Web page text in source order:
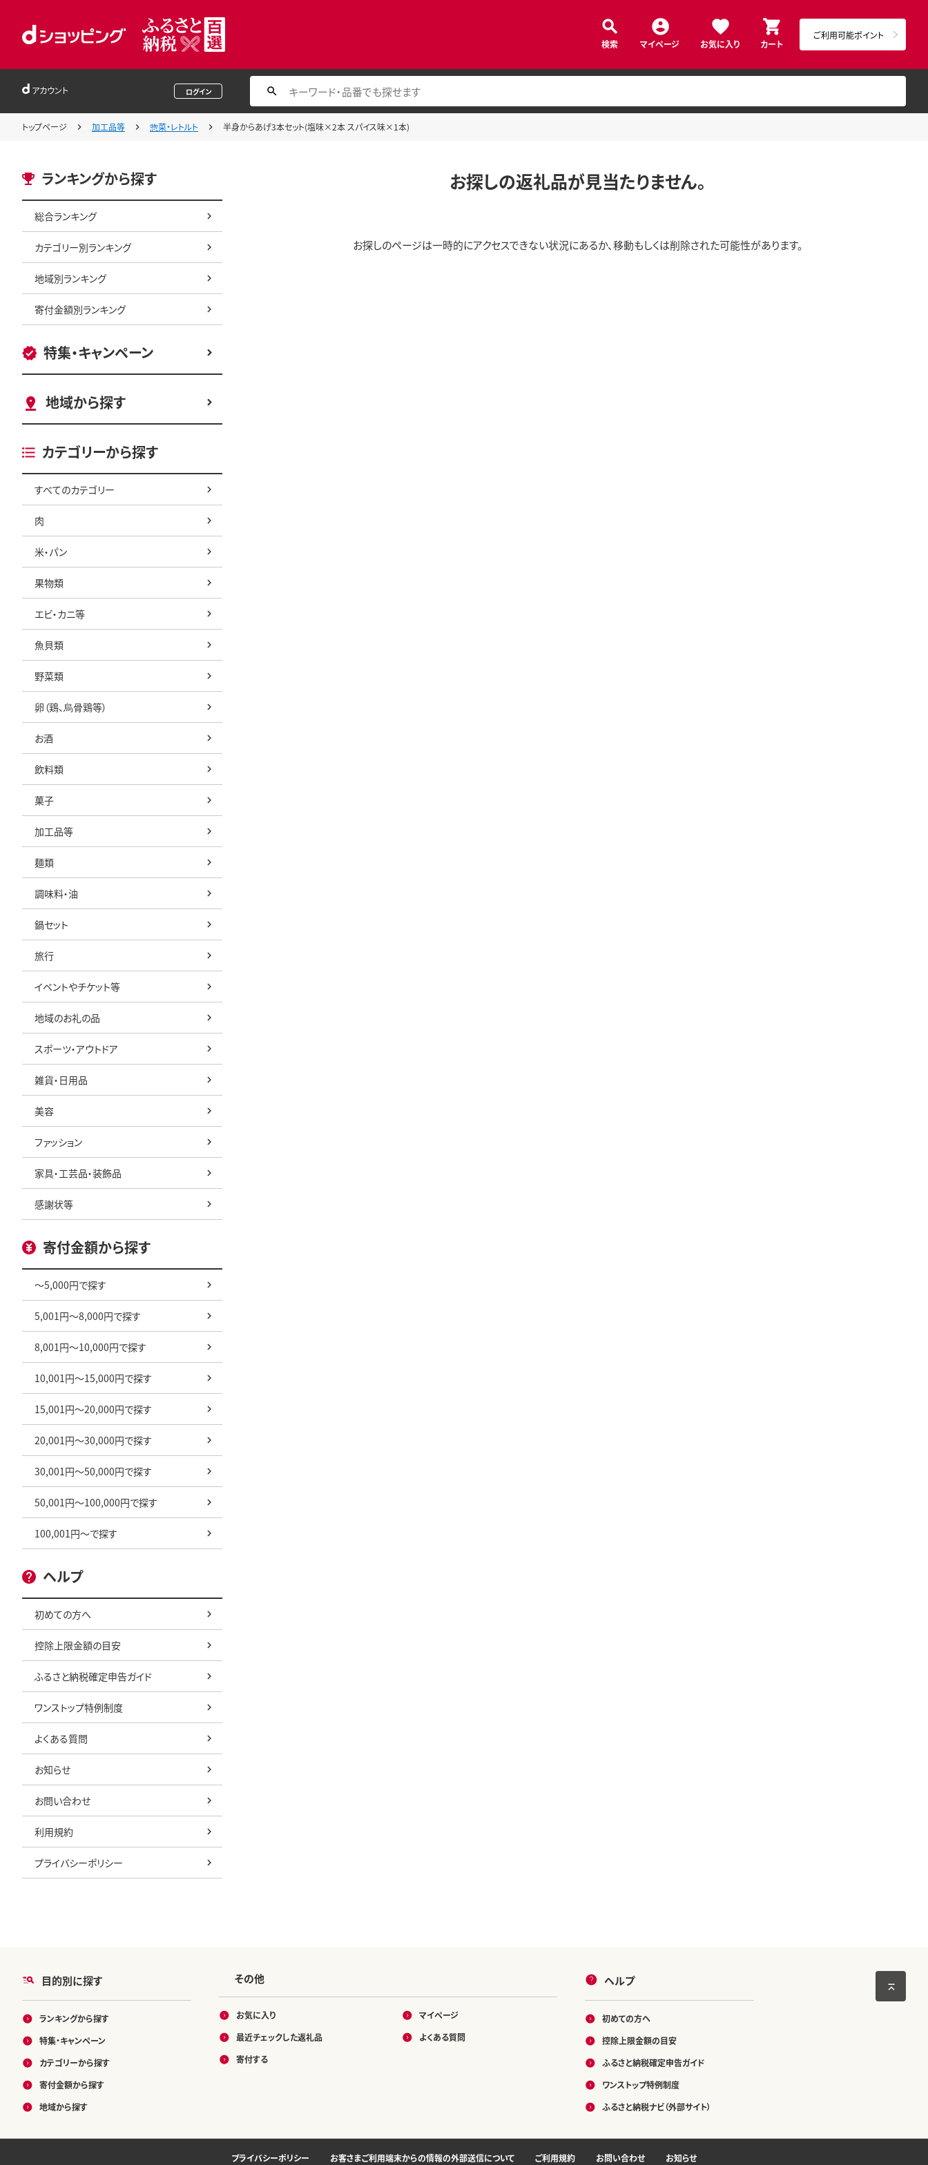
検索 マイページ お気に入り カート
ご利用可能ポイント
アカウント ログイン
トップページ 加工品等 惣菜・レトルト 半身からあげ3本セット(塩味×2本 スパイス味×1本)
ランキングから探す
総合ランキング
カテゴリー別ランキング
地域別ランキング
寄付金額別ランキング
特集・キャンペーン
地域から探す
カテゴリーから探す
すべてのカテゴリー
肉
米・パン
果物類
エビ・カニ等
魚貝類
野菜類
卵（鶏、烏骨鶏等）
お酒
飲料類
菓子
加工品等
麺類
調味料・油
鍋セット
旅行
イベントやチケット等
地域のお礼の品
スポーツ・アウトドア
雑貨・日用品
美容
ファッション
家具・工芸品・装飾品
感謝状等
寄付金額から探す
～5,000円で探す
5,001円～8,000円で探す
8,001円～10,000円で探す
10,001円～15,000円で探す
15,001円～20,000円で探す
20,001円～30,000円で探す
30,001円～50,000円で探す
50,001円～100,000円で探す
100,001円～で探す
ヘルプ
初めての方へ
控除上限金額の目安
ふるさと納税確定申告ガイド
ワンストップ特例制度
よくある質問
お知らせ
お問い合わせ
利用規約
プライバシーポリシー
お探しの返礼品が見当たりません。
お探しのページは一時的にアクセスできない状況にあるか、移動もしくは削除された可能性があります。
目的別に探す
ランキングから探す
特集・キャンペーン
カテゴリーから探す
寄付金額から探す
地域から探す
その他
お気に入り
最近チェックした返礼品
寄付する
マイページ
よくある質問
ヘルプ
初めての方へ
控除上限金額の目安
ふるさと納税確定申告ガイド
ワンストップ特例制度
ふるさと納税ナビ（外部サイト）
プライバシーポリシー お客さまご利用端末からの情報の外部送信について ご利用規約 お問い合わせ お知らせ